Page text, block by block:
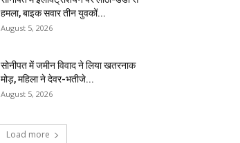
हमला, बाइक सवार तीन युवकों...
August 5, 2026
सोनीपत में जमीन विवाद ने लिया खतरनाक
मोड़, महिला ने देवर-भतीजे...
August 5, 2026
Load more